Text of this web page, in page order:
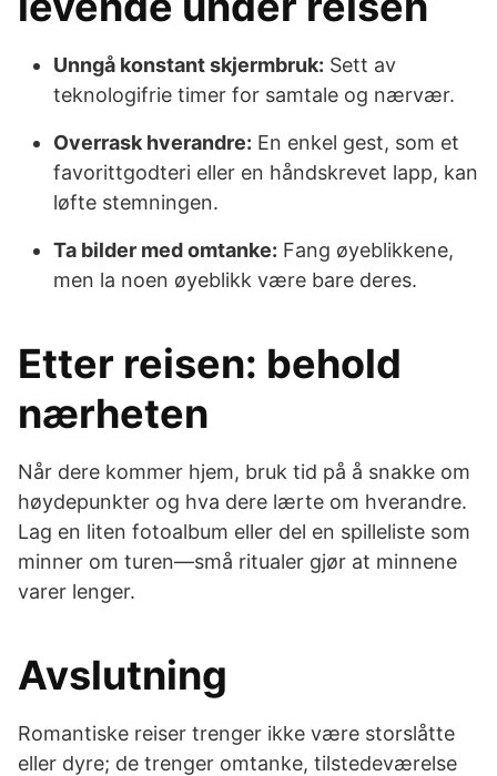
Unngå konstant skjermbruk: Sett av
teknologifrie timer for samtale og nærvær.
Overrask hverandre: En enkel gest, som et
favorittgodteri eller en håndskrevet lapp, kan
løfte stemningen.
Ta bilder med omtanke: Fang øyeblikkene,
men la noen øyeblikk være bare deres.
Etter reisen: behold
nærheten
Når dere kommer hjem, bruk tid på å snakke om
høydepunkter og hva dere lærte om hverandre.
Lag en liten fotoalbum eller del en spilleliste som
minner om turen—små ritualer gjør at minnene
varer lenger.
Avslutning
Romantiske reiser trenger ikke være storslåtte
eller dyre; de trenger omtanke, tilstedeværelse